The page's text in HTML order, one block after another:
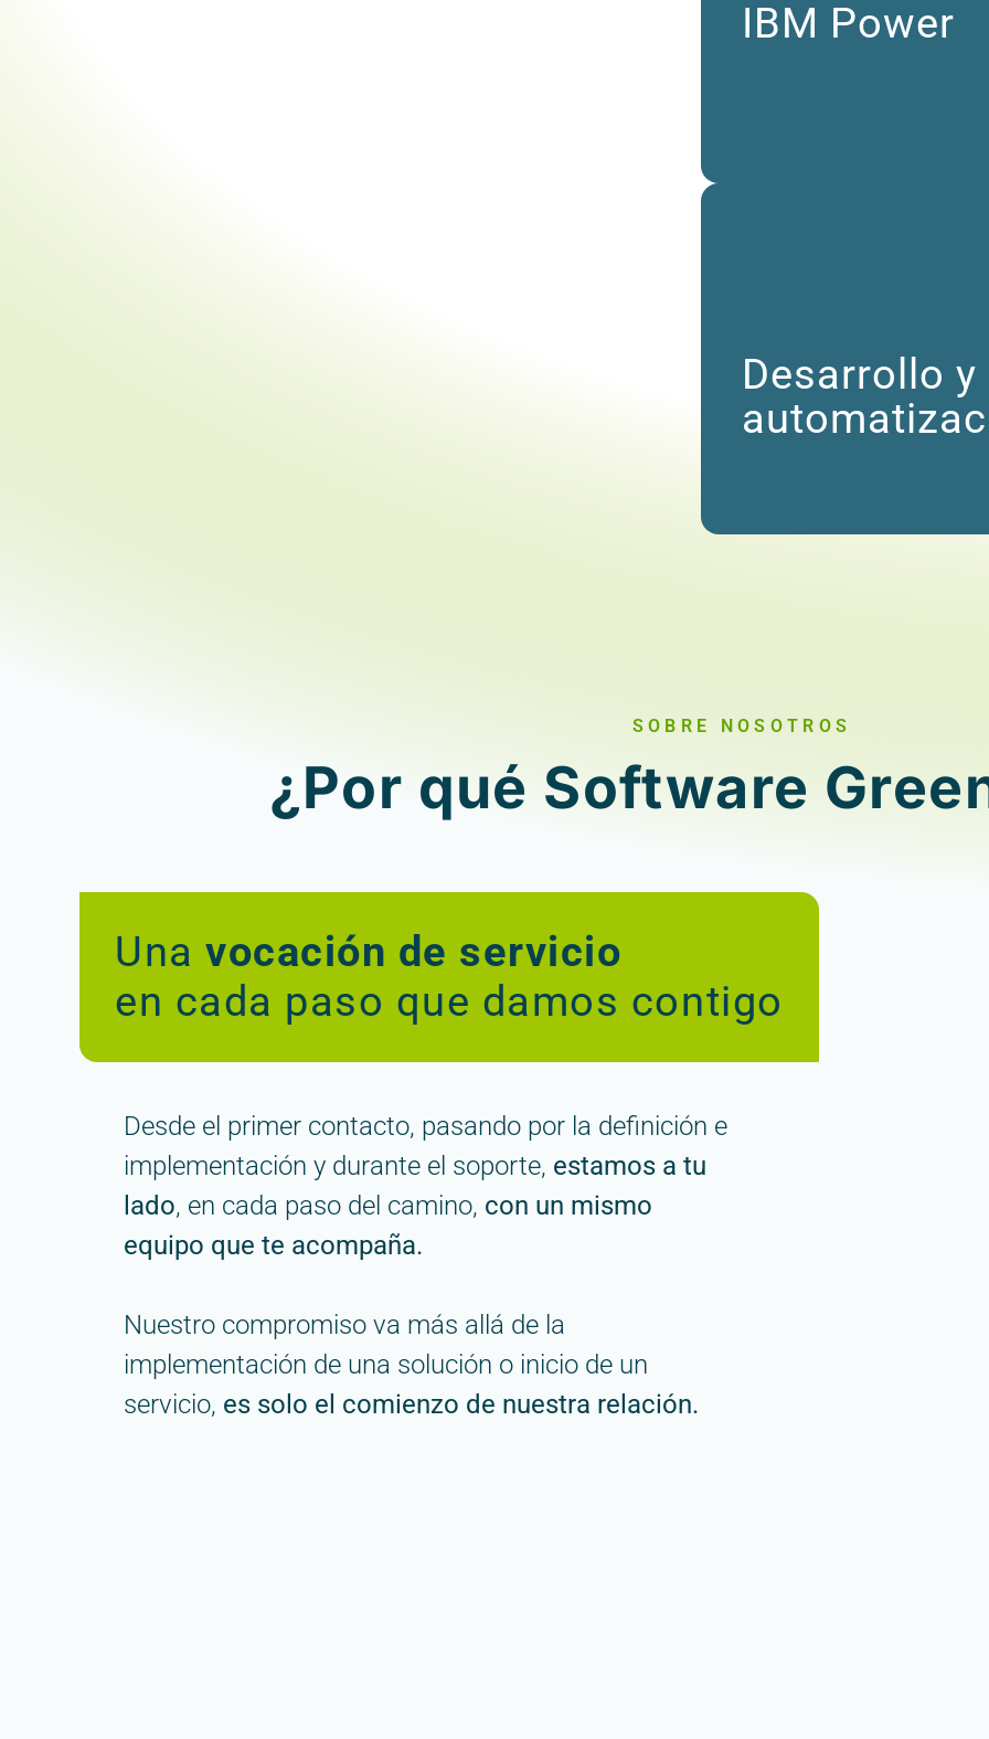
IBM Power
Desarrollo y
SOBRE NOSOTROS
¿Por qué Software
Una vocación de servicio
en cada paso que damos contigo
Desde el primer contacto, pasando por la definición e
implementación y durante el soporte, estamos a tu
lado, en cada paso del camino, con un mismo
equipo que te acompaña.
Nuestro compromiso va más allá de la
implementación de una solución o inicio de un
servicio, es solo el comienzo de nuestra relación.